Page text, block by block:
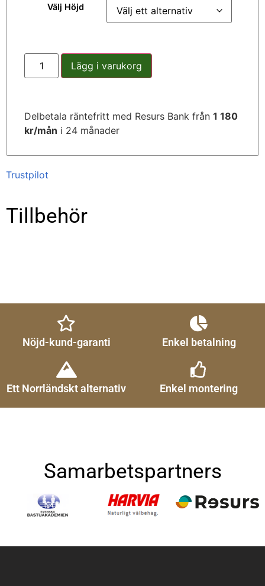
Välj Höjd
Lägg i varukorg
Delbetala räntefritt med Resurs Bank från 1 180
kr/mån i 24 månader
Trustpilot
Tillbehör
Nöjd-kund-garanti Enkel betalning
Ett Norrländskt alternativ Enkel montering
Samarbetspartners